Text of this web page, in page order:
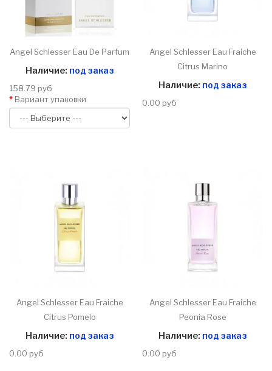
Angel Schlesser Eau De Parfum
Наличие: под заказ
158.79 руб
Вариант упаковки
Angel Schlesser Eau Fraiche
Citrus Marino
Наличие: под заказ
0.00 руб
Angel Schlesser Eau Fraiche
Citrus Pomelo
Наличие: под заказ
0.00 руб
Angel Schlesser Eau Fraiche
Peonia Rose
Наличие: под заказ
0.00 руб